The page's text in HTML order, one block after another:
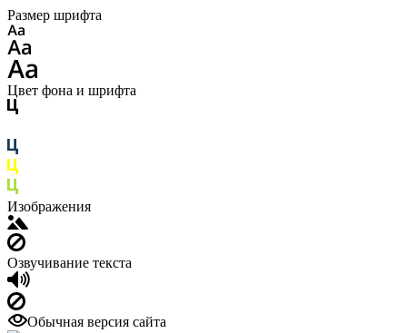
Размер шрифта
Цвет фона и шрифта
Изображения
Озвучивание текста
Обычная версия сайта